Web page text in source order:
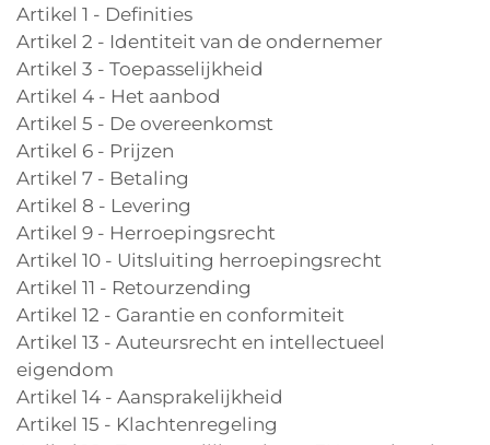
Artikel 1 - Definities
Artikel 2 - Identiteit van de ondernemer
Artikel 3 - Toepasselijkheid
Artikel 4 - Het aanbod
Artikel 5 - De overeenkomst
Artikel 6 - Prijzen
Artikel 7 - Betaling
Artikel 8 - Levering
Artikel 9 - Herroepingsrecht
Artikel 10 - Uitsluiting herroepingsrecht
Artikel 11 - Retourzending
Artikel 12 - Garantie en conformiteit
Artikel 13 - Auteursrecht en intellectueel
eigendom
Artikel 14 - Aansprakelijkheid
Artikel 15 - Klachtenregeling